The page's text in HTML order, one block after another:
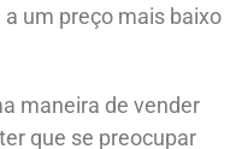
um preço mais baixo
maneira de vender
que se preocupar